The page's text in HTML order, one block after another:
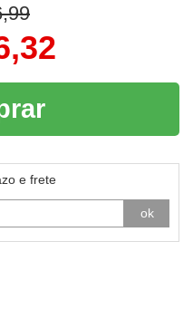
e frete
ok